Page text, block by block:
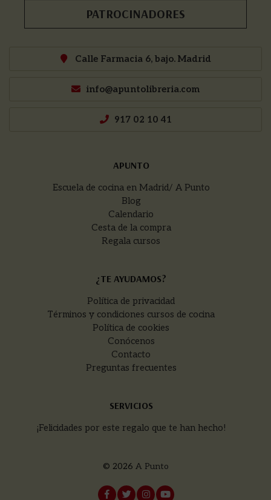
PATROCINADORES
Calle Farmacia 6, bajo. Madrid
info@apuntolibreria.com
917 02 10 41
APUNTO
Escuela de cocina en Madrid/ A Punto
Blog
Calendario
Cesta de la compra
Regala cursos
¿TE AYUDAMOS?
Política de privacidad
Términos y condiciones cursos de cocina
Política de cookies
Conócenos
Contacto
Preguntas frecuentes
SERVICIOS
¡Felicidades por este regalo que te han hecho!
© 2026 A Punto